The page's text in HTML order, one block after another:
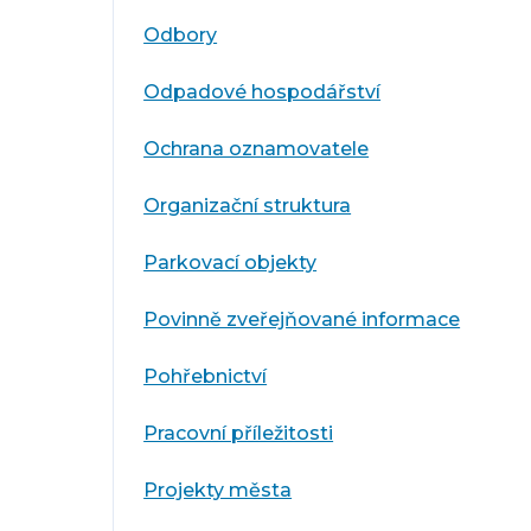
Odbory
Odpadové hospodářství
Ochrana oznamovatele
Organizační struktura
Parkovací objekty
Povinně zveřejňované informace
Pohřebnictví
Pracovní příležitosti
Projekty města